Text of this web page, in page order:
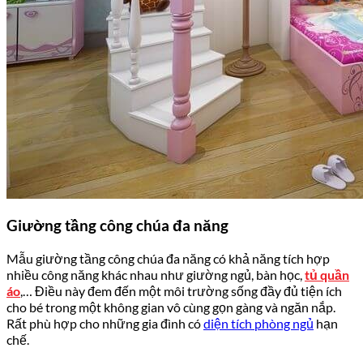
Giường tầng công chúa đa năng
Mẫu giường tầng công chúa đa năng có khả năng tích hợp
nhiều công năng khác nhau như giường ngủ, bàn học, tủ quần
áo ,… Điều này đem đến một môi trường sống đầy đủ tiện ích
cho bé trong một không gian vô cùng gọn gàng và ngăn nắp.
Rất phù hợp cho những gia đình códiện tích phòng ngủ hạn
chế.